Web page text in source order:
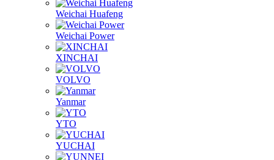
Sinotruk
Weichai Huafeng
Weichai Power
XINCHAI
VOLVO
Yanmar
YTO